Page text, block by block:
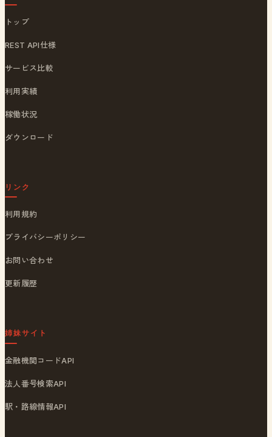
トップ
REST API仕様
サービス比較
利用実績
稼働状況
ダウンロード
リンク
利用規約
プライバシーポリシー
お問い合わせ
更新履歴
姉妹サイト
金融機関コードAPI
法人番号検索API
駅・路線情報API